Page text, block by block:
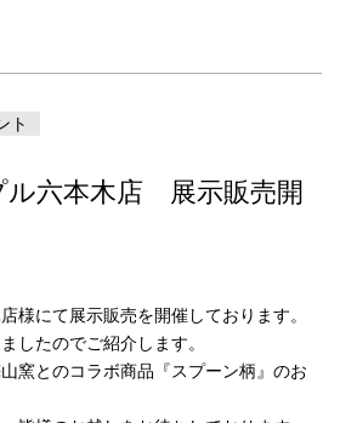
ト
ル六本木店 展示販売開
様にて展示販売を開催しております。
したのでご紹介します。
窯とのコラボ商品『スプーン柄』のお